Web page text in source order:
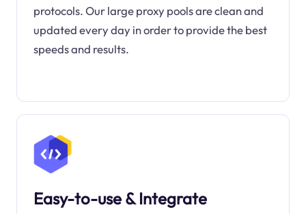
protocols. Our large proxy pools are clean and
updated every day in order to provide the best
speeds and results.
Easy-to-use & Integrate